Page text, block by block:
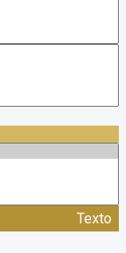
Texto